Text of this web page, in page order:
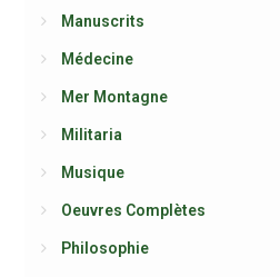
Manuscrits
Médecine
Mer Montagne
Militaria
Musique
Oeuvres Complètes
Philosophie